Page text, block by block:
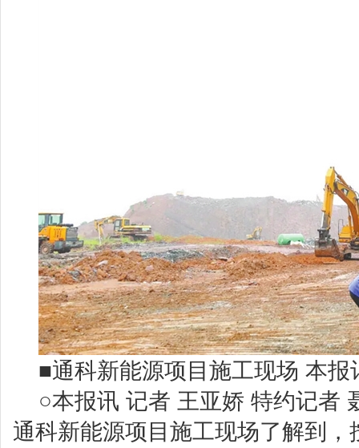
■通科新能源项目施工现场 本报
○本报讯 记者 王亚娇 特约记者
通科新能源项目施工现场了解到